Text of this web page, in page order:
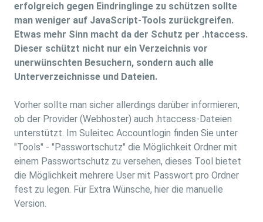
erfolgreich gegen Eindringlinge zu schützen sollte
man weniger auf JavaScript-Tools zurückgreifen.
Etwas mehr Sinn macht da der Schutz per .htaccess.
Dieser schützt nicht nur ein Verzeichnis vor
unerwünschten Besuchern, sondern auch alle
Unterverzeichnisse und Dateien.
Vorher sollte man sicher allerdings darüber informieren,
ob der Provider (Webhoster) auch .htaccess-Dateien
unterstützt. Im Suleitec Accountlogin finden Sie unter
"Tools" - "Passwortschutz" die Möglichkeit Ordner mit
einem Passwortschutz zu versehen, dieses Tool bietet
die Möglichkeit mehrere User mit Passwort pro Ordner
fest zu legen. Für Extra Wünsche, hier die manuelle
Version.